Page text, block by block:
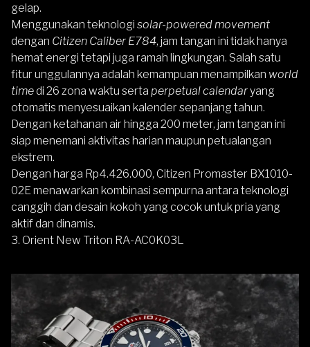
gelap.
Menggunakan teknologi solar-powered movement
dengan Citizen Caliber E784, jam tangan ini tidak hanya
hemat energi tetapi juga ramah lingkungan. Salah satu
fitur unggulannya adalah kemampuan menampilkan world
timedi 26 zona waktu serta perpetual calendaryang
otomatis menyesuaikan kalender sepanjang tahun.
Dengan ketahanan air hingga 200 meter, jam tangan ini
siap menemani aktivitas harian maupun petualangan
ekstrem.
Dengan harga Rp4.426.000, Citizen Promaster BX1010-
02E menawarkan kombinasi sempurna antara teknologi
canggih dan desain kokoh yang cocok untuk pria yang
aktif dan dinamis.
3. Orient New Triton RA-AC0K03L